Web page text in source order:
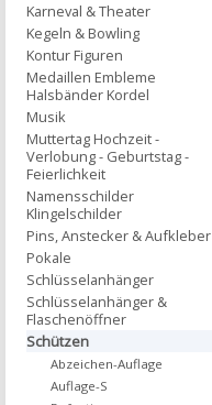
Karneval & Theater
Kegeln & Bowling
Kontur Figuren
Medaillen Embleme
Halsbänder Kordel
Musik
Muttertag Hochzeit -
Verlobung - Geburtstag -
Feierlichkeit
Namensschilder
Klingelschilder
Pins, Anstecker & Aufkleber
Pokale
Schlüsselanhänger
Schlüsselanhänger &
Flaschenöffner
Schützen
Abzeichen-Auflage
Auflage-S